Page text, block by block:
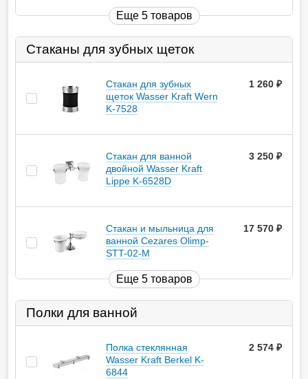
Еще 5 товаров
Стаканы для зубных щеток
Стакан для зубных
щеток Wasser Kraft Wern
K-7528
1 260
Стакан для ванной
двойной Wasser Kraft
Lippe K-6528D
3 250
Стакан и мыльница для
ванной Cezares Olimp-
STT-02-M
17 570
Еще 5 товаров
Полки для ванной
Полка стеклянная
Wasser Kraft Berkel K-
6844
2 574